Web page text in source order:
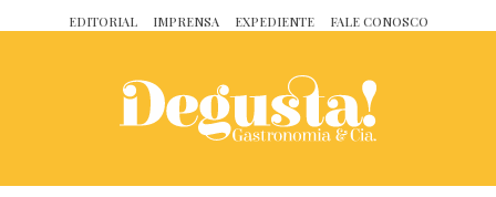
EDITORIAL IMPRENSA EXPEDIENTE FALE CONOSCO